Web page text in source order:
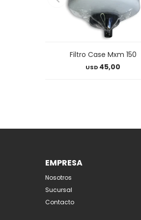
Filtro Case Mxm 150
USD 45,00
EMPRESA
Nosotros
Sucursal
Contacto